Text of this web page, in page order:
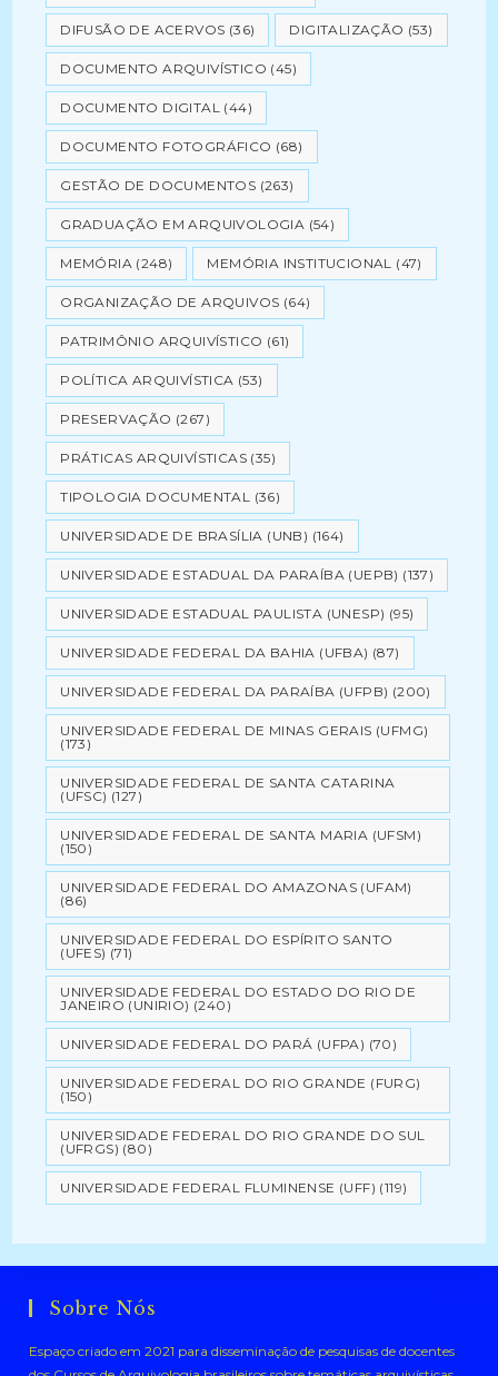
DIFUSÃO DE ACERVOS (36) DIGITALIZAÇÃO (53)
DOCUMENTO ARQUIVÍSTICO (45)
DOCUMENTO DIGITAL (44)
DOCUMENTO FOTOGRÁFICO (68)
GESTÃO DE DOCUMENTOS (263)
GRADUAÇÃO EM ARQUIVOLOGIA (54)
MEMÓRIA (248) MEMÓRIA INSTITUCIONAL (47)
ORGANIZAÇÃO DE ARQUIVOS (64)
PATRIMÔNIO ARQUIVÍSTICO (61)
POLÍTICA ARQUIVÍSTICA (53)
PRESERVAÇÃO (267)
PRÁTICAS ARQUIVÍSTICAS (35)
TIPOLOGIA DOCUMENTAL (36)
UNIVERSIDADE DE BRASÍLIA (UNB) (164)
UNIVERSIDADE ESTADUAL DA PARAÍBA (UEPB) (137)
UNIVERSIDADE ESTADUAL PAULISTA (UNESP) (95)
UNIVERSIDADE FEDERAL DA BAHIA (UFBA) (87)
UNIVERSIDADE FEDERAL DA PARAÍBA (UFPB) (200)
UNIVERSIDADE FEDERAL DE MINAS GERAIS (UFMG)
(173)
UNIVERSIDADE FEDERAL DE SANTA CATARINA
(UFSC) (127)
UNIVERSIDADE FEDERAL DE SANTA MARIA (UFSM)
(150)
UNIVERSIDADE FEDERAL DO AMAZONAS (UFAM)
(86)
UNIVERSIDADE FEDERAL DO ESPÍRITO SANTO
(UFES) (71)
UNIVERSIDADE FEDERAL DO ESTADO DO RIO DE
JANEIRO (UNIRIO) (240)
UNIVERSIDADE FEDERAL DO PARÁ (UFPA) (70)
UNIVERSIDADE FEDERAL DO RIO GRANDE (FURG)
(150)
UNIVERSIDADE FEDERAL DO RIO GRANDE DO SUL
(UFRGS) (80)
UNIVERSIDADE FEDERAL FLUMINENSE (UFF) (119)
Sobre Nós
Espaço criado em 2021 para disseminação de pesquisas de docentes